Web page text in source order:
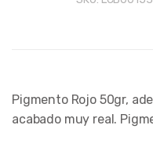
Pigmento Rojo 50gr,
acabado muy real.